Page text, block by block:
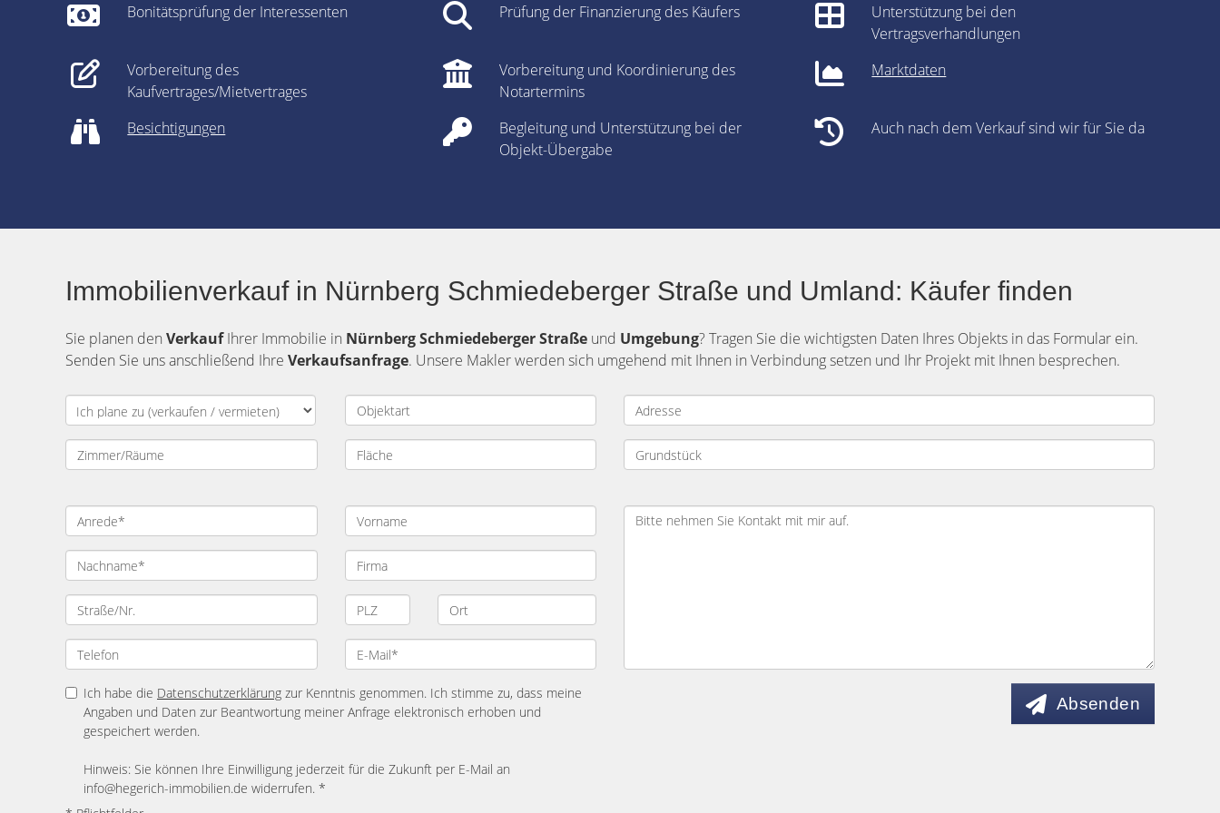
Bonitätsprüfung der Interessenten Prüfung der Finanzierung des Käufers
Unterstützung bei den
Vertragsverhandlungen
Vorbereitung des
Kaufvertrages/Mietvertrages
Vorbereitung und Koordinierung des
Notartermins
Marktdaten
Besichtigungen
Begleitung und Unterstützung bei der
Objekt-Übergabe
Auch nach dem Verkauf sind wir für Sie da
Immobilienverkauf in Nürnberg Schmiedeberger Straße und Umland: Käufer finden
Sie planen den VerkaufIhrer Immobilie in NürnbergSchmiedeberger Straße und Umgebung? Tragen Sie die wichtigsten Daten Ihres Objekts in das Formular ein.
Senden Sie uns anschließend Ihre Verkaufsanfrage. Unsere Makler werden sich umgehend mit Ihnen in Verbindung setzen und Ihr Projekt mit Ihnen besprechen.
Ich habe die Datenschutzerklärung zur Kenntnis genommen. Ich stimme zu, dass meine
Angaben und Daten zur Beantwortung meiner Anfrage elektronisch erhoben und
gespeichert werden.
Hinweis: Sie können Ihre Einwilligung jederzeit für die Zukunft per E-Mail an
info@hegerich-immobilien.de widerrufen. *
Absenden